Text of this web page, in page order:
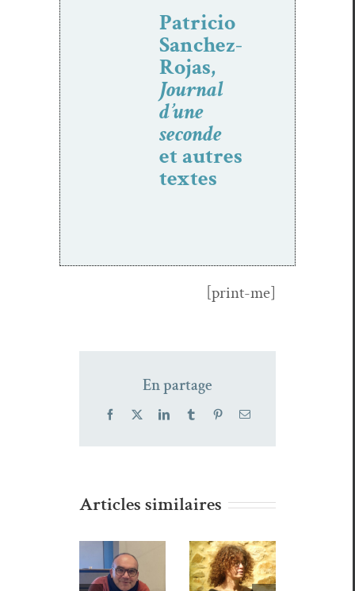
Patricio
Sanchez-
Rojas,
Journal
d’une
seconde
et autres
textes
[print-me]
En partage
Facebook LinkedInTumblr PinterestEmail
Articles similaires
Vincent
Anne